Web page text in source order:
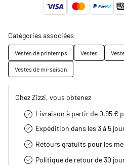
Catégories associées
Vestes de printemps Vestes
Vestes de mi-saison
Chez Zizzi, vous obtenez
Livraison à partir de 0.95 €
Expédition dans les 3 à 5
Retours gratuits pour les
Politique de retour de 30